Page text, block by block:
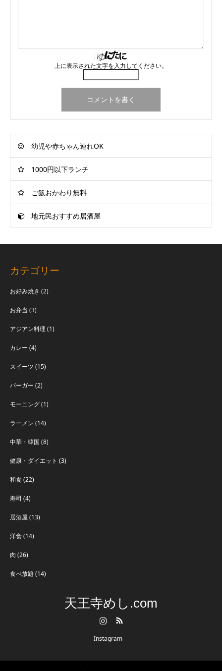
上に表示された文字を入力してください。
幼児や赤ちゃん連れOK
1000円以下ランチ
ご飯おかわり無料
地元民おすすめ居酒屋
カテゴリー
お好み焼き (2)
お弁当 (3)
アジアン料理(1)
カレー (4)
スイーツ (15)
バーガー (2)
モーニング(1)
ラーメン (14)
中華・韓国 (8)
健康・ダイエット (3)
和食(22)
寿司 (4)
居酒屋(13)
洋食(14)
肉 (26)
食べ放題 (14)
天王寺めし.com
Instagram